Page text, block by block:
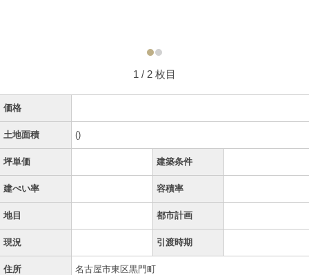
1 / 2 枚目
価格
土地面積 ()
坪単価 建築条件
建ぺい率 容積率
地目 都市計画
現況 引渡時期
住所 名古屋市東区黒門町